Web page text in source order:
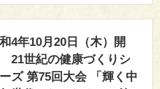
4年10月20日（木）開
21世紀の健康づくりシ
ズ 第75回大会 「輝く中